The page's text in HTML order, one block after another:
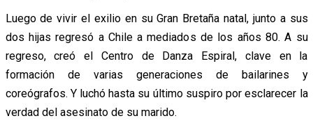
Luego de vivir el exilio en su Gran Bretaña natal, junto a sus
dos hijas regresó a Chile a mediados de los años 80. A su
regreso, creó el Centro de Danza Espiral, clave en la
formación de varias generaciones de bailarines y
coreógrafos. Y luchó hasta su último suspiro por esclarecer la
verdad del asesinato de su marido.